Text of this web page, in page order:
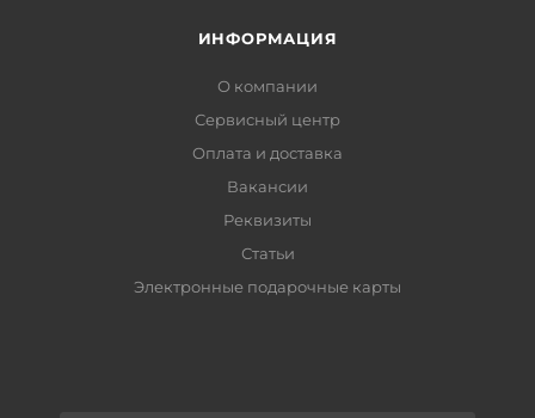
ИНФОРМАЦИЯ
О компании
Сервисный центр
Оплата и доставка
Вакансии
Реквизиты
Статьи
Электронные подарочные карты